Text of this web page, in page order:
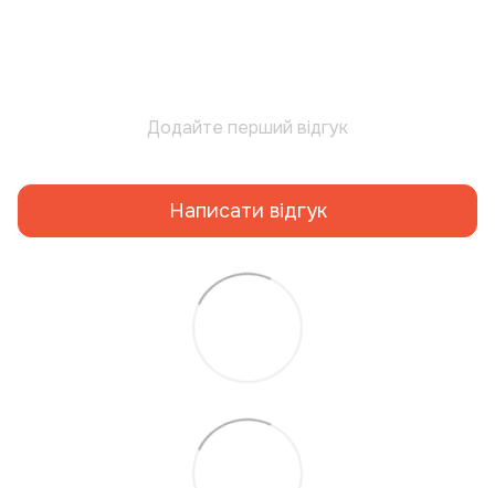
Додайте перший відгук
Написати відгук